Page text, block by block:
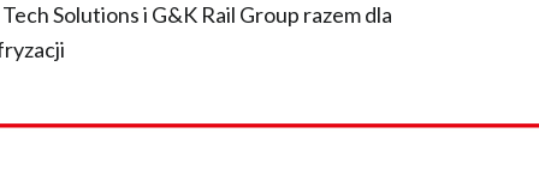
Tech Solutions i G&K Rail Group razem dla